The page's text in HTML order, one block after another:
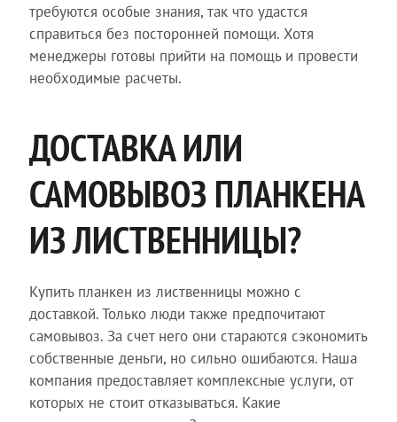
требуются особые знания, так что удастся
справиться без посторонней помощи. Хотя
менеджеры готовы прийти на помощь и провести
необходимые расчеты.
ДОСТАВКА ИЛИ
САМОВЫВОЗ ПЛАНКЕНА
ИЗ ЛИСТВЕННИЦЫ?
Купить планкен из лиственницы можно с
доставкой. Только люди также предпочитают
самовывоз. За счет него они стараются сэкономить
собственные деньги, но сильно ошибаются. Наша
компания предоставляет комплексные услуги, от
которых не стоит отказываться. Какие